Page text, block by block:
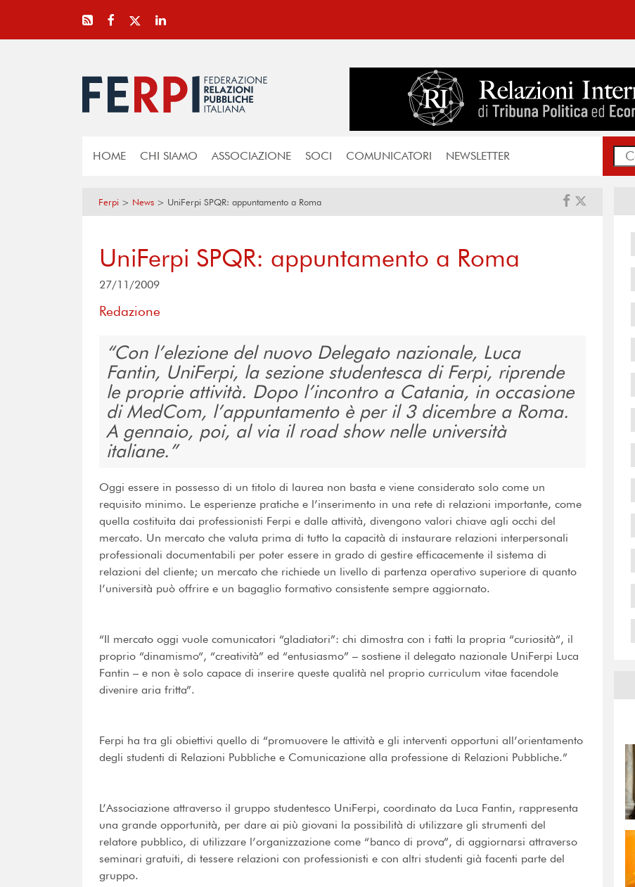
HOME CHI SIAMO ASSOCIAZIONE SOCI COMUNICATORI NEWSLETTER
Ferpi > News > UniFerpi SPQR: appuntamento a Roma
UniFerpi SPQR: appuntamento a Roma
27/11/2009
Redazione
Con l’elezione del nuovo Delegato nazionale, Luca
Fantin, UniFerpi, la sezione studentesca di Ferpi, riprende
le proprie attività. Dopo l’incontro a Catania, in occasione
di MedCom, l’appuntamento è per il 3 dicembre a Roma.
A gennaio, poi, al via il road show nelle università
italiane.
Oggi essere in possesso di un titolo di laurea non basta e viene considerato solo come un
requisito minimo. Le esperienze pratiche e l’inserimento in una rete di relazioni importante, come
quella costituita dai professionisti Ferpi e dalle attività, divengono valori chiave agli occhi del
mercato. Un mercato che valuta prima di tutto la capacità di instaurare relazioni interpersonali
professionali documentabili per poter essere in grado di gestire efficacemente il sistema di
relazioni del cliente; un mercato che richiede un livello di partenza operativo superiore di quanto
l’università può offrire e un bagaglio formativo consistente sempre aggiornato.
“Il mercato oggi vuole comunicatori “gladiatori”: chi dimostra con i fatti la propria “curiosità“, il
proprio “dinamismo“, “creatività” ed “entusiasmo” – sostiene il delegato nazionale UniFerpi Luca
Fantin – e non è solo capace di inserire queste qualità nel proprio curriculum vitae facendole
divenire aria fritta”.
Ferpi ha tra gli obiettivi quello di “promuovere le attività e gli interventi opportuni all’orientamento
degli studenti di Relazioni Pubbliche e Comunicazione alla professione di Relazioni Pubbliche.”
L’Associazione attraverso il gruppo studentesco UniFerpi, coordinato da Luca Fantin, rappresenta
una grande opportunità, per dare ai più giovani la possibilità di utilizzare gli strumenti del
relatore pubblico, di utilizzare l’organizzazione come “banco di prova”, di aggiornarsi attraverso
seminari gratuiti, di tessere relazioni con professionisti e con altri studenti già facenti parte del
gruppo.